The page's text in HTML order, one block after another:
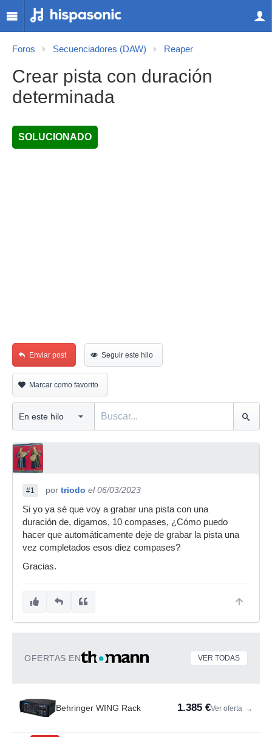
Foros Secuenciadores (DAW) Reaper
Crear pista con duración
determinada
SOLUCIONADO
Enviar post Seguir este hilo
Marcar como favorito
#1 por triodo el 06/03/2023
Si yo ya sé que voy a grabar una pista con una
duración de, digamos, 10 compases, ¿Cómo puedo
hacer que automáticamente deje de grabar la pista una
vez completados esos diez compases?
Gracias.
OFERTAS EN VER TODAS
Behringer WING Rack 1.385 €Ver oferta →